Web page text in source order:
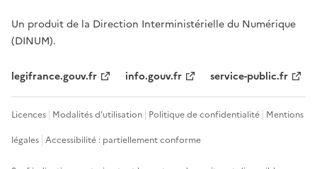
Un produit de la Direction Interministérielle du Numérique
(DINUM).
legifrance.gouv.fr info.gouv.fr service-public.fr
Licences Modalités d'utilisation Politique de confidentialité Mentions
légales Accessibilité : partiellement conforme